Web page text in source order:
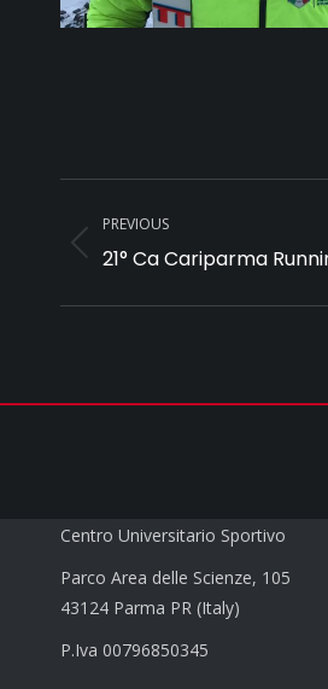
navigation
PREVIOUS
Previous
21° Ca Cariparma
Centro Universitario Sportivo
Parco Area delle Scienze, 105
43124 Parma PR (Italy)
P.Iva 00796850345